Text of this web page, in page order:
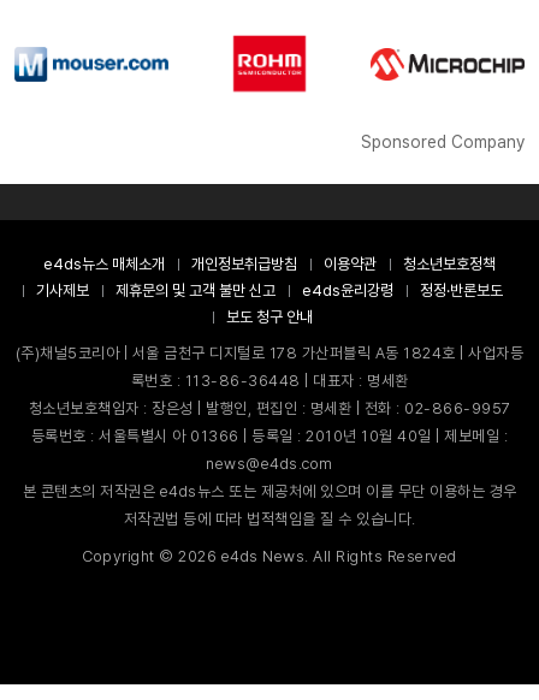
Sponsored Company
e4ds뉴스 매체소개 개인정보취급방침 이용약관
청소년보호정책
기사제보
제휴문의 및 고객 불만 신고 e4ds윤리강령
정정·반론보도
보도 청구 안내
(주)채널5코리아 | 서울 금천구 디지털로 178 가산퍼블릭 A동 1824호 | 사업자등
록번호 : 113-86-36448 | 대표자 : 명세환
청소년보호책임자 : 장은성 | 발행인, 편집인 : 명세환 | 전화 : 02-866-9957
등록번호 : 서울특별시 아 01366 | 등록일 : 2010년 10월 40일 | 제보메일 :
news@e4ds.com
본 콘텐츠의 저작권은 e4ds뉴스 또는 제공처에 있으며 이를 무단 이용하는 경우
저작권법 등에 따라 법적책임을 질 수 있습니다.
Copyright ©2026 e4ds News. All Rights Reserved